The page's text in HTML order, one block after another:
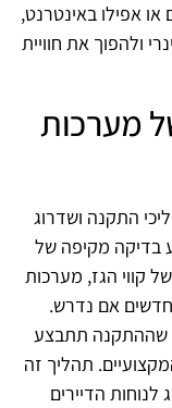
או אפילו באינטרנט,
ולהפוך את חוויית
מערכות
התקנה ושדרוג
בדיקה מקיפה של
קווי הגז, מערכות
חדשים אם נדרש.
שההתקנה תתבצע
תהליך זה
הדיירים